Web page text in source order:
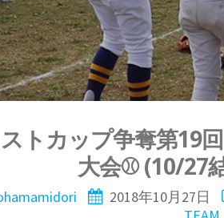
トカップ争奪第19
大会⚾ (10/27
2018年10月27日